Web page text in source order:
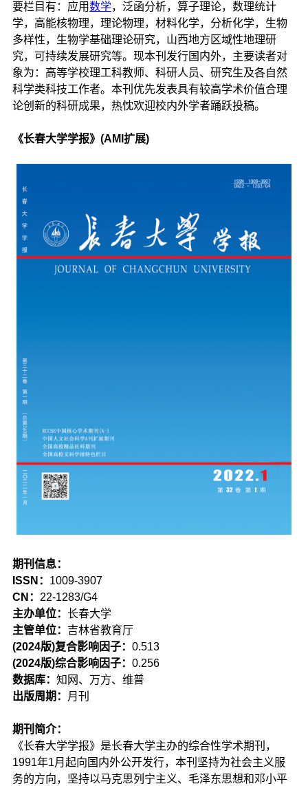
要栏目有：应用数学，泛函分析，算子理论，数理统计
学，高能核物理，理论物理，材料化学，分析化学，生物
多样性，生物学基础理论研究，山西地方区域性地理研
究，可持续发展研究等。现本刊发行国内外，主要读者对
象为：高等学校理工科教师、科研人员、研究生及各自然
科学类科技工作者。本刊优先发表具有较高学术价值合理
论创新的科研成果，热忱欢迎校内外学者踊跃投稿。
《长春大学学报》(AMI扩展)
期刊信息：
ISSN： 1009-3907
CN： 22-1283/G4
主办单位： 长春大学
主管单位： 吉林省教育厅
(2024版)复合影响因子： 0.513
(2024版)综合影响因子： 0.256
数据库： 知网、万方、维普
出版周期：
月刊
期刊简介：
《长春大学学报》是长春大学主办的综合性学术期刊，
1991年1月起向国内外公开发行，本刊坚持为社会主义服
务的方向，坚持以马克思列宁主义、毛泽东思想和邓小平